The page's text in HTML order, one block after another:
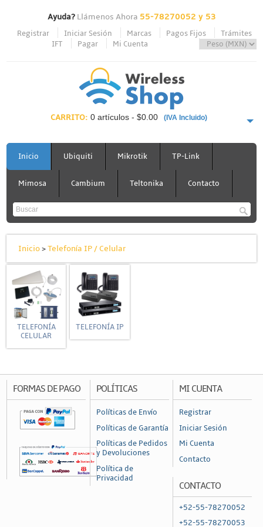
Ayuda?Llámenos Ahora 55-78270052 y 53
Registrar Iniciar Sesión Marcas Pagos Fijos
Trámites
IFT
Pagar Mi Cuenta
CARRITO: 0 artículos - $0.00 (IVA Incluido)
PAGAR AHORA
Inicio Ubiquiti Mikrotik TP-Link
Mimosa Cambium Teltonika Contacto
Inicio>Telefonía IP / Celular
TELEFONÍA
CELULAR
TELEFONÍA IP
FORMAS DE PAGO POLÍTICAS
Políticas de Envío
Políticas de Garantía
Políticas de Pedidos
y Devoluciones
Política de
Privacidad
MI CUENTA
Registrar
Iniciar Sesión
Mi Cuenta
Contacto
CONTACTO
+52-55-78270052
+52-55-78270053